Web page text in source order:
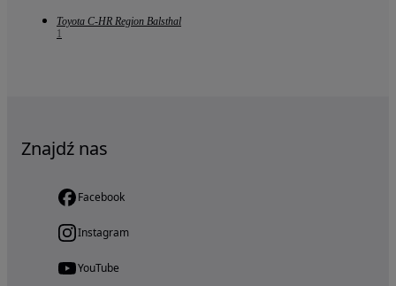
Toyota C-HR Region Balsthal
1
Znajdź nas
Facebook
Instagram
YouTube